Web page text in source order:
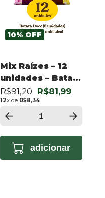
10% OFF
Mix Raízes – 12
unidades – Batata
Doce e Mandioca
R$91,20 R$81,99
12x de R$8,34
adicionar